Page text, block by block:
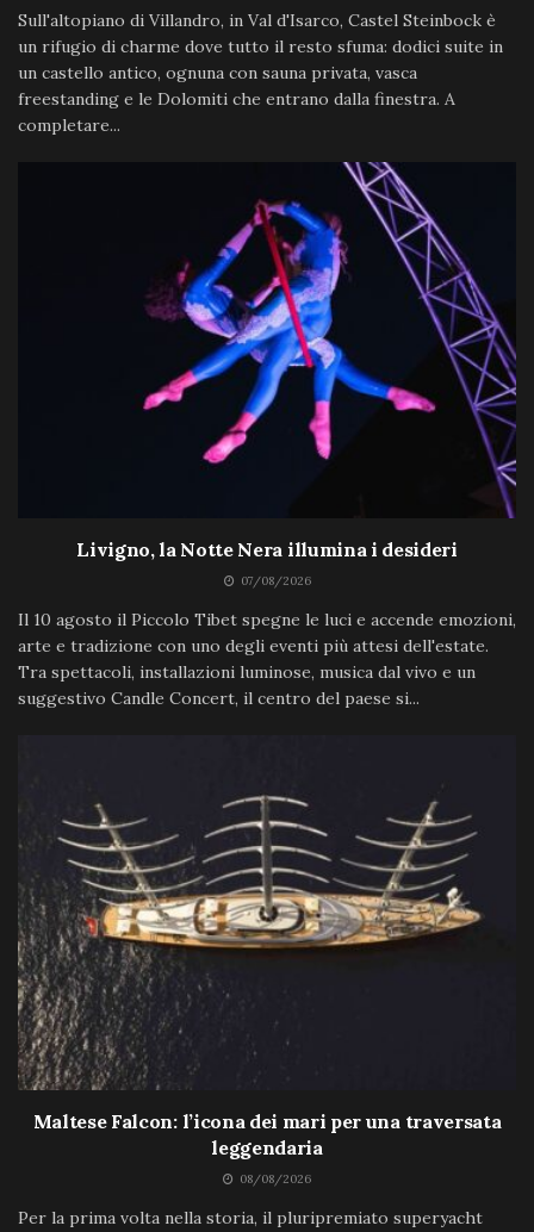
Sull'altopiano di Villandro, in Val d'Isarco, Castel Steinbock è
un rifugio di charme dove tutto il resto sfuma: dodici suite in
un castello antico, ognuna con sauna privata, vasca
freestanding e le Dolomiti che entrano dalla finestra. A
completare...
Livigno, la Notte Nera illumina i desideri
07/08/2026
Il 10 agosto il Piccolo Tibet spegne le luci e accende emozioni,
arte e tradizione con uno degli eventi più attesi dell'estate.
Tra spettacoli, installazioni luminose, musica dal vivo e un
suggestivo Candle Concert, il centro del paese si...
Maltese Falcon: l’icona dei mari per una traversata
leggendaria
08/08/2026
Per la prima volta nella storia, il pluripremiato superyacht